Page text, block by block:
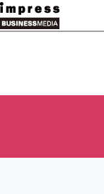
メ
イ